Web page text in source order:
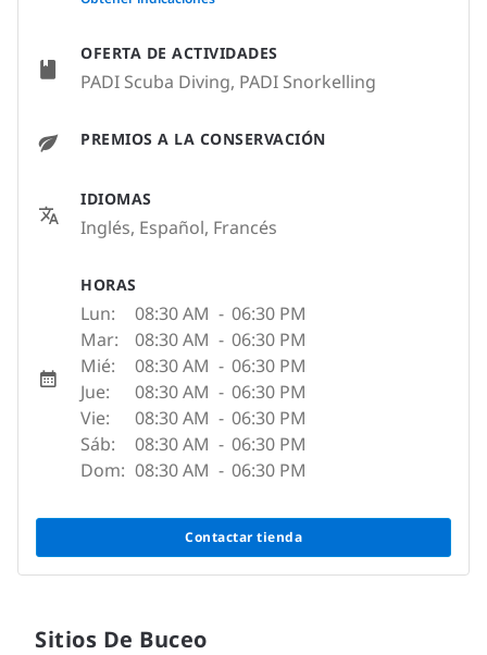
OFERTA DE ACTIVIDADES
PADI Scuba Diving, PADI Snorkelling
PREMIOS A LA CONSERVACIÓN
IDIOMAS
Inglés, Español, Francés
HORAS
Lun: 08:30 AM - 06:30 PM
Mar:
08:30 AM - 06:30 PM
Mié:
08:30 AM - 06:30 PM
Jue:
08:30 AM - 06:30 PM
Vie:
08:30 AM - 06:30 PM
Sáb:
08:30 AM - 06:30 PM
Dom: 08:30 AM - 06:30 PM
Contactar tienda
Sitios De Buceo